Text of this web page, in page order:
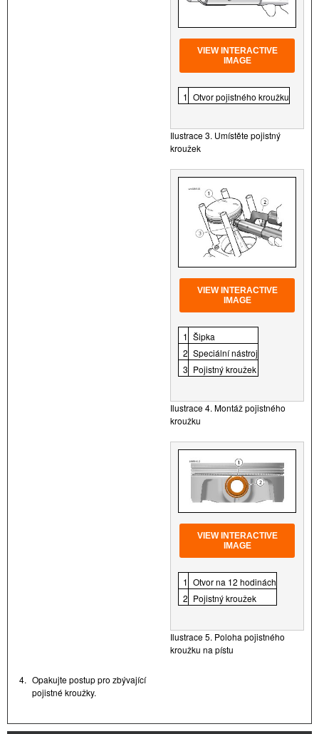
VIEW INTERACTIVE
IMAGE
1 Otvor pojistného kroužku
Ilustrace 3. Umístěte pojistný
kroužek
VIEW INTERACTIVE
IMAGE
1 Šipka
2 Speciální nástroj
3 Pojistný kroužek
Ilustrace 4. Montáž pojistného
kroužku
VIEW INTERACTIVE
IMAGE
1 Otvor na 12 hodinách
2 Pojistný kroužek
Ilustrace 5. Poloha pojistného
kroužku na pístu
4. Opakujte postup pro zbývající
pojistné kroužky.